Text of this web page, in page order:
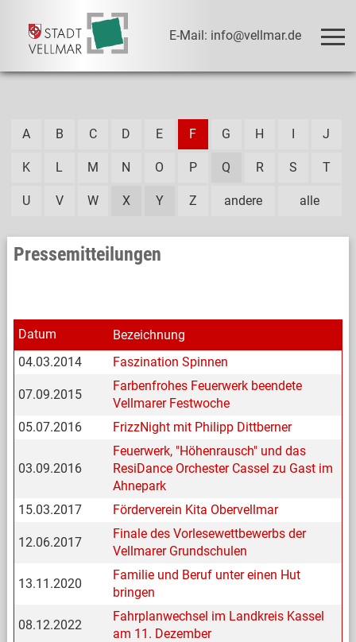
E-Mail: info@vellmar.de
alle
A B C D E F G H I J
K L M N O P Q R S T
U V W X Y Z andere
Pressemitteilungen
Datum
Bezeichnung
04.03.2014
Faszination Spinnen
07.09.2015
Farbenfrohes Feuerwerk beendete
Vellmarer Festwoche
05.07.2016
FrizzNight mit Philipp Dittberner
03.09.2016
Feuerwerk, "Höhenrausch" und das
ResiDance Orchester Cassel zu Gast im
Ahnepark
15.03.2017
Förderverein Kita Obervellmar
12.06.2017
Finale des Vorlesewettbewerbs der
Vellmarer Grundschulen
13.11.2020
Familie und Beruf unter einen Hut
bringen
08.12.2022
Fahrplanwechsel im Landkreis Kassel
am 11. Dezember